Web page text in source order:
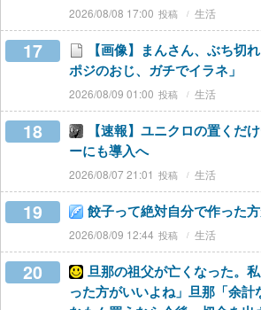
2026/08/08 17:00 生活
17
【画像】まんさん、ぶち切
ポジのおじ、ガチでイラネ」
2026/08/09 01:00 生活
18
【速報】ユニクロの置くだ
ーにも導入へ
2026/08/07 21:01 生活
19 餃子って絶対自分で作った
2026/08/09 12:44 生活
20
旦那の祖父が亡くなった。
った方がいいよね」旦那「余